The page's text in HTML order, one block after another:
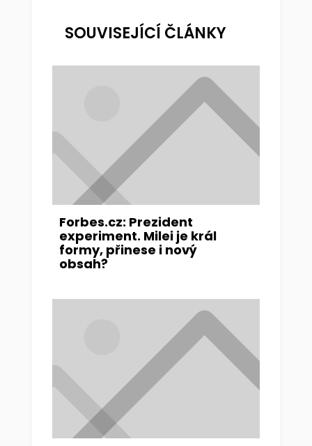
SOUVISEJÍCÍ ČLÁNKY
Forbes.cz: Prezident
experiment. Milei je král
formy, přinese i nový
obsah?